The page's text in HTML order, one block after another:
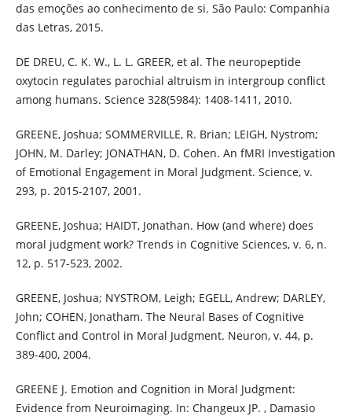
das emoções ao conhecimento de si. São Paulo: Companhia
das Letras, 2015.
DE DREU, C. K. W., L. L. GREER, et al. The neuropeptide
oxytocin regulates parochial altruism in intergroup conflict
among humans. Science 328(5984): 1408-1411, 2010.
GREENE, Joshua; SOMMERVILLE, R. Brian; LEIGH, Nystrom;
JOHN, M. Darley; JONATHAN, D. Cohen. An fMRI Investigation
of Emotional Engagement in Moral Judgment. Science, v.
293, p. 2015-2107, 2001.
GREENE, Joshua; HAIDT, Jonathan. How (and where) does
moral judgment work? Trends in Cognitive Sciences, v. 6, n.
12, p. 517-523, 2002.
GREENE, Joshua; NYSTROM, Leigh; EGELL, Andrew; DARLEY,
John; COHEN, Jonatham. The Neural Bases of Cognitive
Conflict and Control in Moral Judgment. Neuron, v. 44, p.
389-400, 2004.
GREENE J. Emotion and Cognition in Moral Judgment:
Evidence from Neuroimaging. In: Changeux JP. , Damasio